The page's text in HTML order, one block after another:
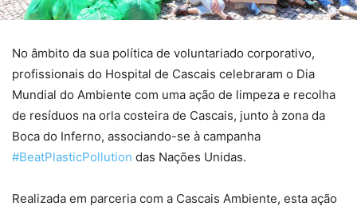
No âmbito da sua política de voluntariado corporativo,
profissionais do Hospital de Cascais celebraram o Dia
Mundial do Ambiente com uma ação de limpeza e recolha
de resíduos na orla costeira de Cascais, junto à zona da
Boca do Inferno, associando-se à campanha
#BeatPlasticPollution das Nações Unidas.
Realizada em parceria com a Cascais Ambiente, esta ação